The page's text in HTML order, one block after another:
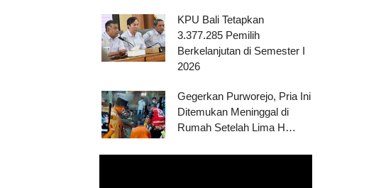
KPU Bali Tetapkan
3.377.285 Pemilih
Berkelanjutan di Semester I
2026
Gegerkan Purworejo, Pria Ini
Ditemukan Meninggal di
Rumah Setelah Lima H…